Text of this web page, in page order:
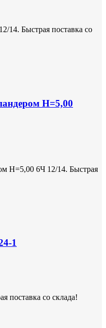
14. Быстрая поставка со
Н=5,00
Н=5,00 6Ч 12/14. Быстрая
1
поставка со склада!